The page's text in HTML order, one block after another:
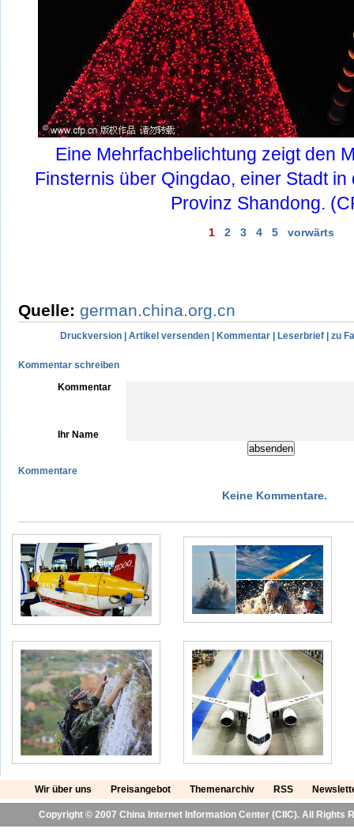
Eine Mehrfachbelichtung zeigt den
Finsternis über Qingdao, einer Stadt
Provinz Shandong.
1 2 3 4 5 vorwärts
Quelle: german.china.org.cn
Druckversion Artikel versenden Kommentar Leserbrief zu
Kommentar schreiben
Kommentar
Ihr Name
Kommentare
Keine Kommentare.